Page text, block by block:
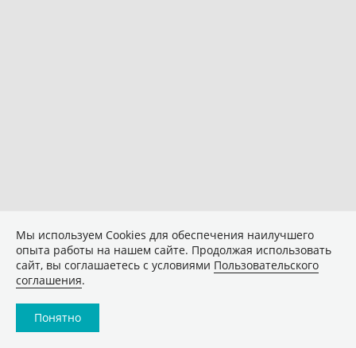
Мы используем Сookies для обеспечения наилучшего
опыта работы на нашем сайте. Продолжая использовать
сайт, вы соглашаетесь с условиями Пользовательского
соглашения.
Понятно